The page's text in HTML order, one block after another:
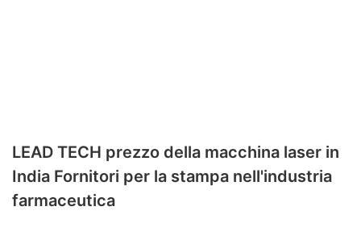
LEAD TECH prezzo della macchina laser in
India Fornitori per la stampa nell'industria
farmaceutica